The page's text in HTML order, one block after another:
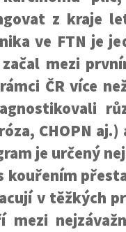
z kraje
ve FTN je
začal mezi
ČR více
CHOPN
je určený
kouřením
v těžkých
mezi